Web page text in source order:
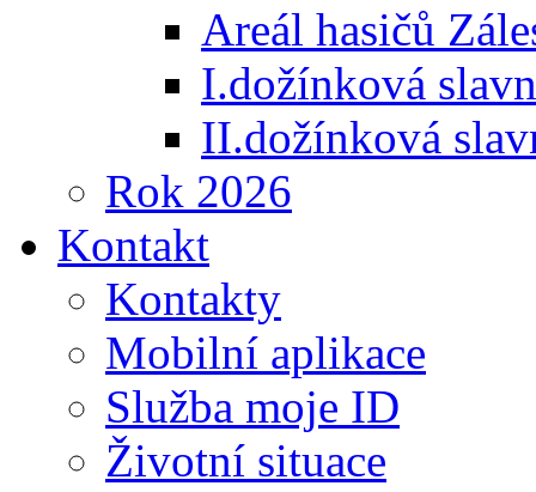
Areál hasičů
I.dožínková
II.dožínková
Rok 2026
Kontakt
Kontakty
Mobilní aplikace
Služba moje ID
Životní situace